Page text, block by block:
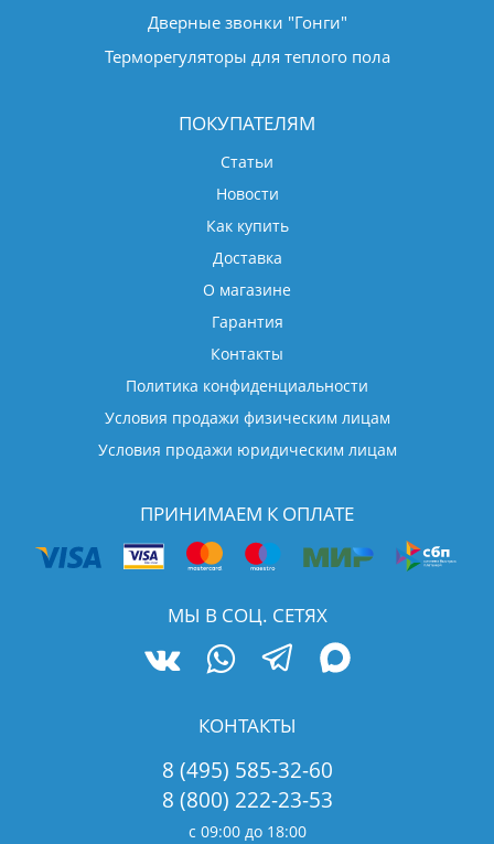
Дверные звонки "Гонги"
Терморегуляторы для теплого пола
ПОКУПАТЕЛЯМ
Статьи
Новости
Как купить
Доставка
О магазине
Гарантия
Контакты
Политика конфиденциальности
Условия продажи физическим лицам
Условия продажи юридическим лицам
ПРИНИМАЕМ К ОПЛАТЕ
МЫ В СОЦ. СЕТЯХ
КОНТАКТЫ
8 (495) 585-32-60
8 (800) 222-23-53
с 09:00 до 18:00